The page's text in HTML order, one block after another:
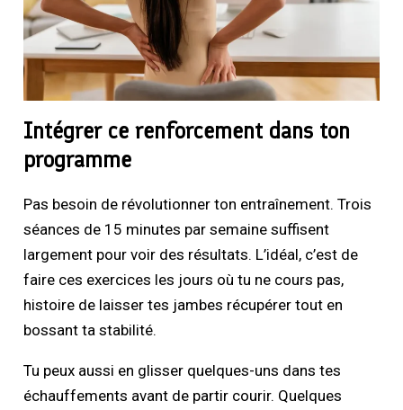
Intégrer ce renforcement dans ton
programme
Pas besoin de révolutionner ton entraînement. Trois
séances de 15 minutes par semaine suffisent
largement pour voir des résultats. L’idéal, c’est de
faire ces exercices les jours où tu ne cours pas,
histoire de laisser tes jambes récupérer tout en
bossant ta stabilité.
Tu peux aussi en glisser quelques-uns dans tes
échauffements avant de partir courir. Quelques